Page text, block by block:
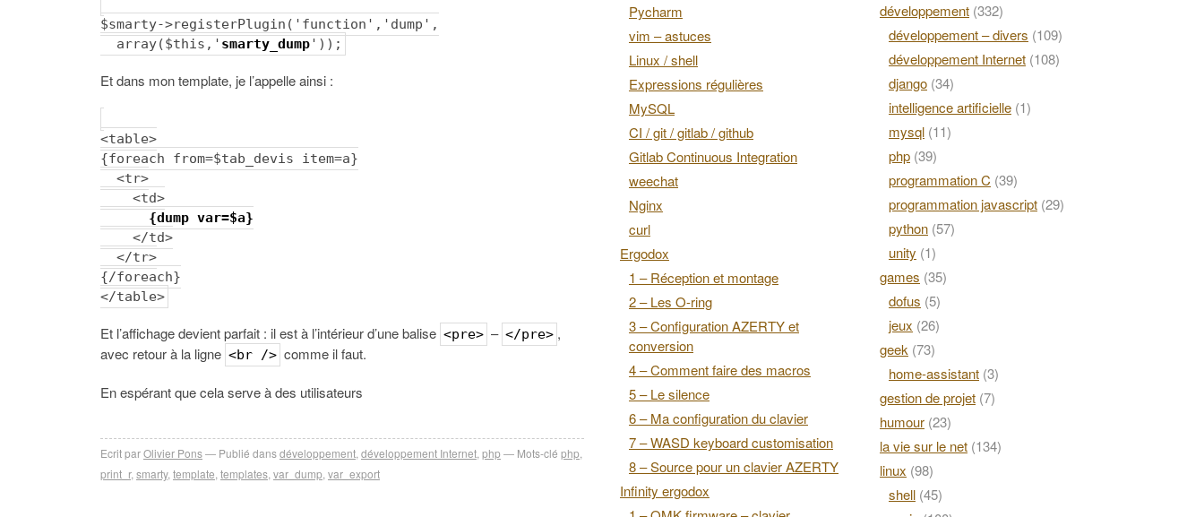
$smarty->registerPlugin('function','dump',
array($this,' smarty_dump'));
Et dans mon template, je l’appelle ainsi :
<table>
{foreach from=$tab_devis item=a}
<tr>
<td>
{dump var=$a}
</td>
</tr>
{/foreach}
</table>
Et l’affichage devient parfait : il est à l’intérieur d’une balise <pre> – </pre> ,
avec retour à la ligne <br /> comme il faut.
En espérant que cela serve à des utilisateurs
Ecrit parOlivier Pons Publié dansdéveloppement développement Internet php Mots-clé php
print_r, smarty, template templates var_dump var_export
Pycharm
vim – astuces
Linux / shell
Expressions régulières
MySQL
CI / git / gitlab / github
Gitlab Continuous Integration
weechat
Nginx
curl
Ergodox
1 – Réception et montage
2 – Les O-ring
3 – Configuration AZERTY et
conversion
4 – Comment faire des macros
5 – Le silence
6 – Ma configuration du clavier
7 – WASD keyboard customisation
8 – Source pour un clavier AZERTY
Infinity ergodox
développement (332)
développement – divers (109)
développement Internet (108)
django (34)
intelligence artificielle (1)
mysql (11)
php (39)
programmation C (39)
programmation javascript (29)
python (57)
unity (1)
games (35)
dofus (5)
jeux (26)
geek (73)
home-assistant (3)
gestion de projet (7)
humour (23)
la vie sur le net (134)
linux (98)
shell (45)